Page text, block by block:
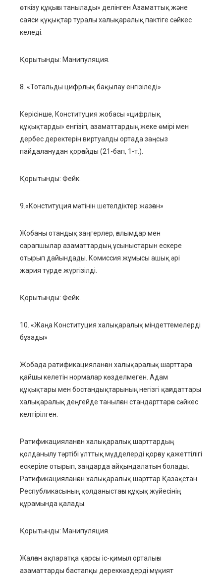
өткізу құқығы танылады» делінген Азаматтық және
саяси құқықтар туралы халықаралық пактіге сәйкес
келеді.
Қорытынды: Манипуляция.
8. «Тотальды цифрлық бақылау енгізіледі»
Керісінше, Конституция жобасы «цифрлық
құқықтарды» енгізіп, азаматтардың жеке өмірі мен
дербес деректерін виртуалды ортада заңсыз
пайдаланудан қорғайды (21-бап, 1-т.).
Қорытынды: Фейк.
9.«Конституция мәтінін шетелдіктер жазған»
Жобаны отандық заңгерлер, ғалымдар мен
сарапшылар азаматтардың ұсыныстарын ескере
отырып дайындады. Комиссия жұмысы ашық әрі
жария түрде жүргізілді.
Қорытынды: Фейк.
10. «Жаңа Конституция халықаралық міндеттемелерді
бұзады»
Жобада ратификацияланған халықаралық шарттарға
қайшы келетін нормалар көзделмеген. Адам
құқықтары мен бостандықтарының негізгі қағидаттары
халықаралық деңгейде танылған стандарттарға сәйкес
келтірілген.
Ратификацияланған халықаралық шарттардың
қолданылу тәртібі ұлттық мүдделерді қорғау қажеттілігі
ескеріле отырып, заңдарда айқындалатын болады.
Ратификацияланған халықаралық шарттар Қазақстан
Республикасының қолданыстағы құқық жүйесінің
құрамында қалады.
Қорытынды: Манипуляция.
Жалған ақпаратқа қарсы іс-қимыл орталығы
азаматтарды бастапқы дереккөздерді мұқият